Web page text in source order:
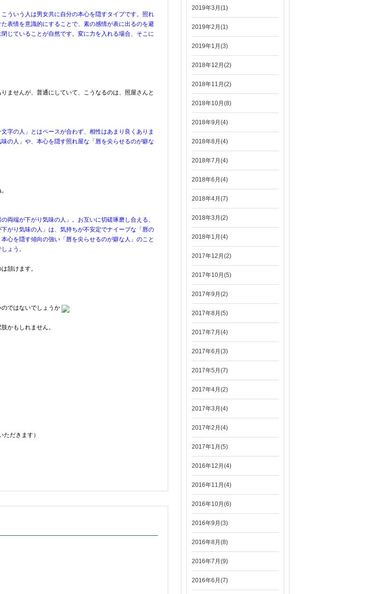
ういう人は男女共に自分の本心を隠すタイプです。照れ
表情を意識的にすることで、素の感情が表に出るのを避
じていることが自然です。変に力を入れる場合、そこに
ませんが、普通にしていて、こうなるのは、照屋さんと
字の人」とはペースが合わず、相性はあまり良くありま
の人」や、本心を隠す照れ屋な「唇を尖らせるのが癖な
両端が下がり気味の人」。お互いに切磋琢磨し合える、
がり気味の人」は、気持ちが不安定でナイーブな「唇の
心を隠す傾向の強い「唇を尖らせるのが癖な人」のこと
ょう。
頷けます。
ではないでしょうか
かもしれません。
だきます）
2019年3月(1)
2019年2月(1)
2019年1月(3)
2018年12月(2)
2018年11月(2)
2018年10月(8)
2018年9月(4)
2018年8月(4)
2018年7月(4)
2018年6月(4)
2018年4月(7)
2018年3月(2)
2018年1月(4)
2017年12月(2)
2017年10月(5)
2017年9月(2)
2017年8月(5)
2017年7月(4)
2017年6月(3)
2017年5月(7)
2017年4月(2)
2017年3月(4)
2017年2月(4)
2017年1月(5)
2016年12月(4)
2016年11月(4)
2016年10月(6)
2016年9月(3)
2016年8月(8)
2016年7月(9)
2016年6月(7)